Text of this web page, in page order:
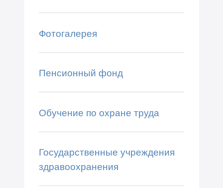
Фотогалерея
Пенсионный фонд
Обучение по охране труда
Государственные учреждения
здравоохранения